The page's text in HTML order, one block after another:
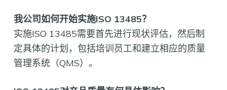
我公司如何开始实施ISO 13485？
实施ISO 13485需要首先进行现状评估，然后制
定具体的计划，包括培训员工和建立相应的质量
管理系统（QMS）。